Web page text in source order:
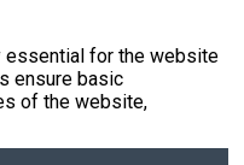
essential for the website
ensure basic
of the website,